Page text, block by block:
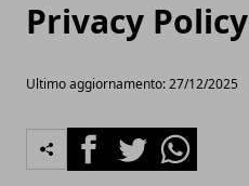
Privacy Policy
Ultimo aggiornamento: 27/12/2025
FacebookTwitterWhatsapp